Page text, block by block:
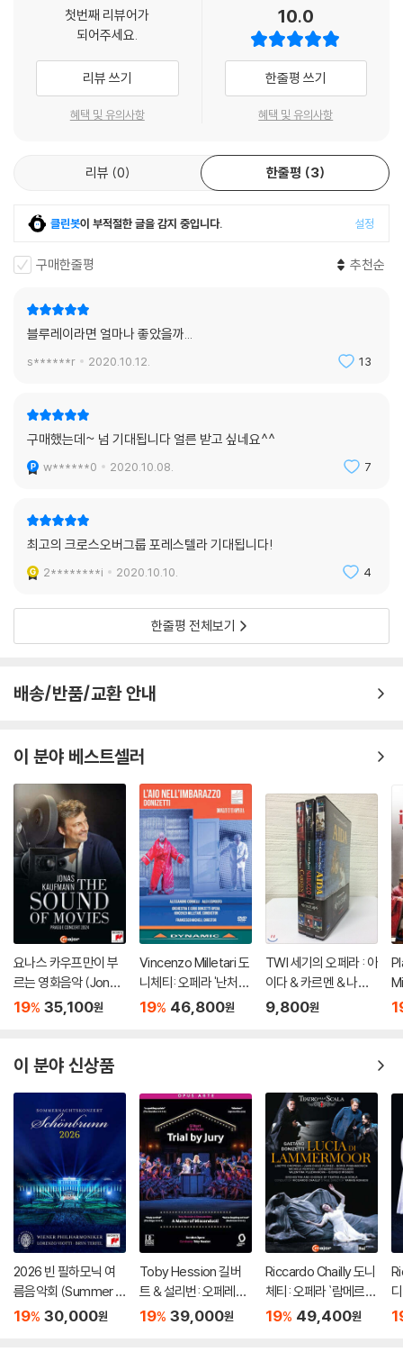
첫번째 리뷰어가
되어주세요.
리뷰 쓰기
혜택 및 유의사항
10.0
한줄평 쓰기
혜택 및 유의사항
리뷰 0 한줄평 3
클린봇이 부적절한 글을 감지 중입니다. 설정
구매한줄평 추천순
블루레이라면 얼마나 좋았을까...
s******r 2020.10.12. 13
구매했는데~ 넘 기대됩니다 얼른 받고 싶네요^^
w******0 2020.10.08. 7
최고의 크로스오버그룹 포레스텔라 기대됩니다!
2********i 2020.10.10. 4
한줄평 전체보기
배송/반품/교환 안내
이 분야 베스트셀러
요나스 카우프만이 부
르는 영화음악 (Jonas
Kaufmann: The Sou
19% 35,100원
Vincenzo Milletari 도
니체티: 오페라 '난처한
가정교사' (Donizetti:
19% 46,800원
TWI 세기의 오페라 : 아
이다 & 카르멘 & 나부
코 (3DISC)
9,800원
이 분야 신상품
2026 빈 필하모닉 여
름음악회 (Summer Ni
ght Concert 2026)
19% 30,000원
Toby Hession 길버
트 & 설리번: 오페레타 `
배심재판` 외 (Gilbert
19% 39,000원
Riccardo Chailly 도니
체티: 오페라 `람메르모
르의 루치아` (Donizet
19% 49,400원